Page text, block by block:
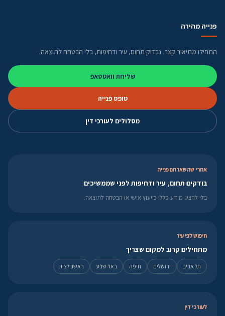
פנייה מהירה
התחילו מתיאור קצר. נבדוק תחום, עיר ודחיפות, בלי הבטחה לתוצאה.
שליחת וואטסאפ
טופס פנייה
מסלולים לעורכי דין
אחרי שהשארתם פנייה
בודקים תחום, עיר ודחיפות לפני שממשיכים
בלי להציג מידע כללי כייעוץ אישי או הבטחה לתוצאה.
חיפוש לפי עיר
מתחילים קרוב למקום שצריך
תל אביב ירושלים חיפה באר שבע ראשון לציון
לעורכי דין